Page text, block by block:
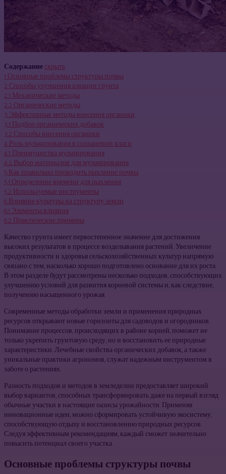
Содержаниескрыть
1Основные проблемы структуры почвы
2Способы улучшения аэрации грунта
2.1Механические методы
2.2Органические методы
3Эффективные методы внесения органики
3.1Подбор органических добавок
3.2Способы внесения органики
4Роль мульчирования в сохранении влаги
4.1Преимущества мульчирования
4.2Выбор материалов для мульчирования
5Как правильно проводить рыхление почвы
5.1Определение времени для рыхления
5.2Используемые инструменты
6Влияние культуры на структуру земли
6.1Элементы влияния
6.2Практические примеры
Качество грунта имеет первостепенное значение для достижения
высоких результатов в процессе возделывания растений. Увеличение
продуктивности и здоровья сельскохозяйственных культур напрямую
связано с тем, насколько хорошо подготовлено основание для их роста.
В этом разделе будут рассмотрены несколько подходов, способствующих
улучшению условий для развития корневой системы и, как следствие,
получению насыщенного урожая.
Современные методы обработки земли и применения природных
ресурсов открывают новые горизонты для садоводов и огородников.
Понимание процессов, происходящих в районе корней, поможет не
только укрепить грунтовую среду, но и восстановить ее природные
характеристики. Лечебные свойства органических добавок, а также
уникальные практики агрономов, служат надежным инструментом в
заботе о растениях.
Разность подходов и методов в земледелии предоставляет широкий
выбор вариантов, способных трансформировать даже на первый взгляд
обычные участки в настоящие оазисы урожайности. Применяя
инновационные идеи, можно сформировать устойчивую экосистему,
способствующую отдыху и восстановлению природных ресурсов.
Следуя эффективным рекомендациям, каждый сможет значительно
повысить потенциал своего участка.
Основные проблемы структуры почвы